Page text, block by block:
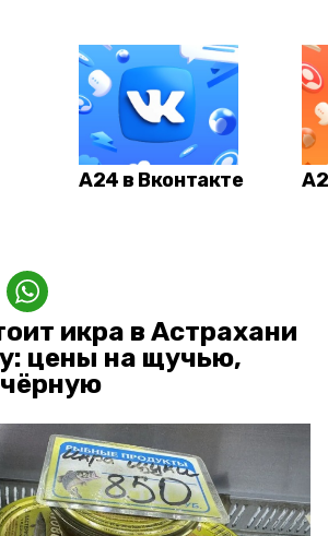
А24 в Вконтакте
икра в Астрахани
цены на щучью,